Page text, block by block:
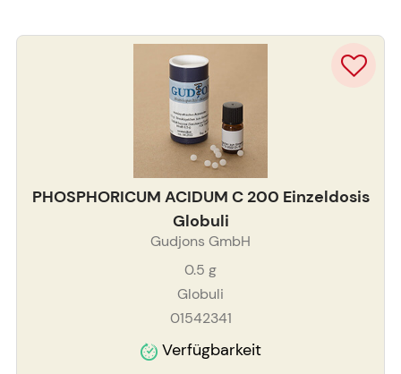
PHOSPHORICUM ACIDUM C 200 Einzeldosis
Globuli
Gudjons GmbH
0.5 g
Globuli
01542341
Verfügbarkeit